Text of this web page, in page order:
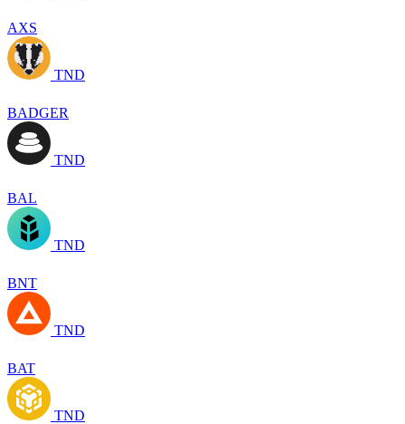
AXS
TND
BADGER
TND
BAL
TND
BNT
TND
BAT
TND